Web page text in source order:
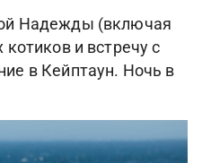
Надежды (включая
котиков и встречу с
в Кейптаун. Ночь в